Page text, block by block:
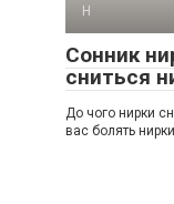
Н
Сонник
сниться
До чого нирки
вас болять нирки